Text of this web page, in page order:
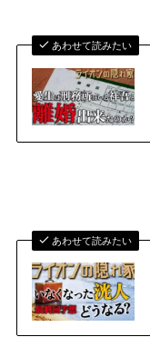
あわせて読みたい
あわせて読みたい